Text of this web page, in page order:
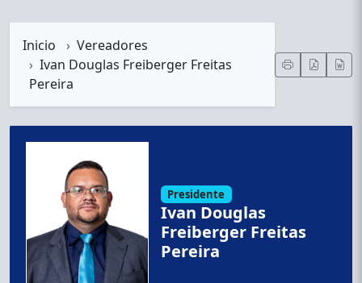
Inicio
Vereadores
Ivan Douglas Freiberger Freitas
Pereira
Presidente
Ivan Douglas
Freiberger Freitas
Pereira